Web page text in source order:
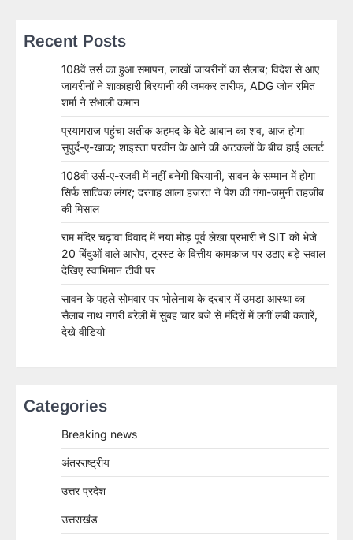
Recent Posts
108वें उर्स का हुआ समापन, लाखों जायरीनों का सैलाब; विदेश से आए
जायरीनों ने शाकाहारी बिरयानी की जमकर तारीफ, ADG जोन रमित
शर्मा ने संभाली कमान
प्रयागराज पहुंचा अतीक अहमद के बेटे आबान का शव, आज होगा
सुपुर्द-ए-खाक; शाइस्ता परवीन के आने की अटकलों के बीच हाई अलर्ट
108वी उर्स-ए-रजवी में नहीं बनेगी बिरयानी, सावन के सम्मान में होगा
सिर्फ सात्विक लंगर; दरगाह आला हजरत ने पेश की गंगा-जमुनी तहजीब
की मिसाल
राम मंदिर चढ़ावा विवाद में नया मोड़ पूर्व लेखा प्रभारी ने SIT को भेजे
20 बिंदुओं वाले आरोप, ट्रस्ट के वित्तीय कामकाज पर उठाए बड़े सवाल
देखिए स्वाभिमान टीवी पर
सावन के पहले सोमवार पर भोलेनाथ के दरबार में उमड़ा आस्था का
सैलाब नाथ नगरी बरेली में सुबह चार बजे से मंदिरों में लगीं लंबी कतारें,
देखे वीडियो
Categories
Breaking news
अंतरराष्ट्रीय
उत्तर प्रदेश
उत्तराखंड